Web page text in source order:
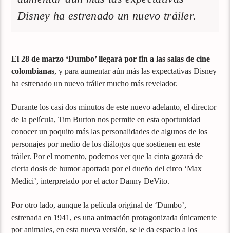
Disney ha estrenado un nuevo tráiler.
El 28 de marzo ‘Dumbo’ llegará por fin a las salas de cine
colombianas, y para aumentar aún más las expectativas Disney
ha estrenado un nuevo tráiler mucho más revelador.
Durante los casi dos minutos de este nuevo adelanto, el director
de la película, Tim Burton nos permite en esta oportunidad
conocer un poquito más las personalidades de algunos de los
personajes por medio de los diálogos que sostienen en este
tráiler. Por el momento, podemos ver que la cinta gozará de
cierta dosis de humor aportada por el dueño del circo ‘Max
Medici’, interpretado por el actor Danny DeVito.
Por otro lado, aunque la película original de ‘Dumbo’,
estrenada en 1941, es una animación protagonizada únicamente
por animales, en esta nueva versión, se le da espacio a los